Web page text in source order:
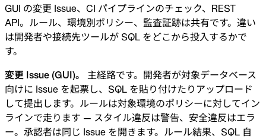
GUI の変更 Issue、CI パイプラインのチェック、REST
API。ルール、環境別ポリシー、監査証跡は共有です。違い
は開発者や接続先ツールが SQL をどこから投入するかで
す。
変更 Issue (GUI)。
主経路です。開発者が対象データベース
向けに Issue を起票し、SQL を貼り付けたりアップロード
して提出します。ルールは対象環境のポリシーに対してイン
ラインで走ります — スタイル違反は警告、安全違反はエラ
ー。承認者は同じ Issue を開きます。ルール結果、SQL 自